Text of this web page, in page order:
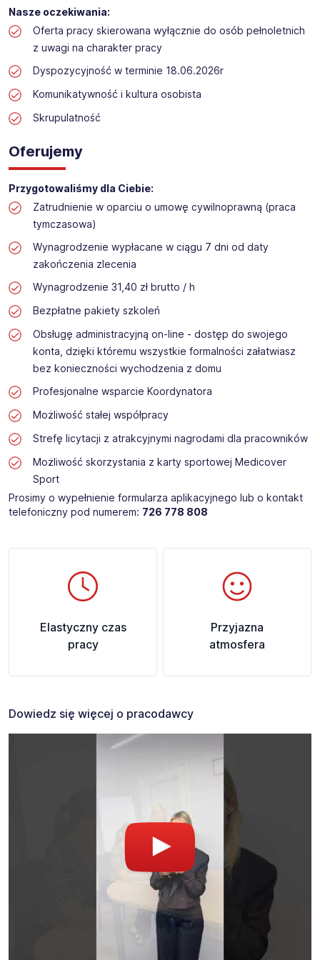
Nasze oczekiwania:
Oferta pracy skierowana wyłącznie do osób pełnoletnich
z uwagi na charakter pracy
Dyspozycyjność w terminie 18.06.2026r
Komunikatywność i kultura osobista
Skrupulatność
Oferujemy
Przygotowaliśmy dla Ciebie:
Zatrudnienie w oparciu o umowę cywilnoprawną (praca
tymczasowa)
Wynagrodzenie wypłacane w ciągu 7 dni od daty
zakończenia zlecenia
Wynagrodzenie 31,40 zł brutto / h
Bezpłatne pakiety szkoleń
Obsługę administracyjną on-line - dostęp do swojego
konta, dzięki któremu wszystkie formalności załatwiasz
bez konieczności wychodzenia z domu
Profesjonalne wsparcie Koordynatora
Możliwość stałej współpracy
Strefę licytacji z atrakcyjnymi nagrodami dla pracowników
Możliwość skorzystania z karty sportowej Medicover
Sport
Prosimy o wypełnienie formularza aplikacyjnego lub o kontakt
telefoniczny pod numerem: 726 778 808
Elastyczny czas
pracy
Przyjazna
atmosfera
Dowiedz się więcej o pracodawcy